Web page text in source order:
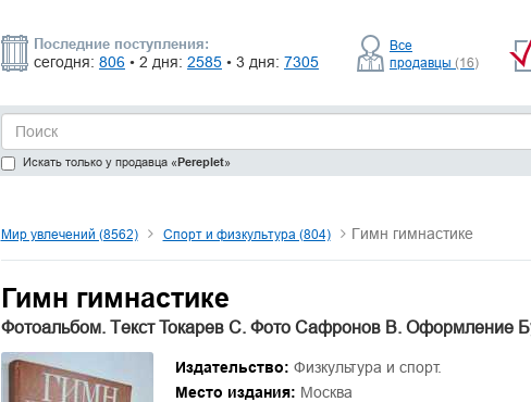
Последние поступления:
сегодня: 806 • 2 дня: 2585 • 3 дня: 7305
Все
продавцы (16)
Искать только у продавца «Pereplet»
Мир увлечений (8562) Спорт и физкультура (804) Гимн гимнастике
Гимн гимнастике
Фотоальбом. Текст Токарев С. Фото Сафронов В. Оформление
Издательство: Физкультура и спорт.
Место издания: Москва